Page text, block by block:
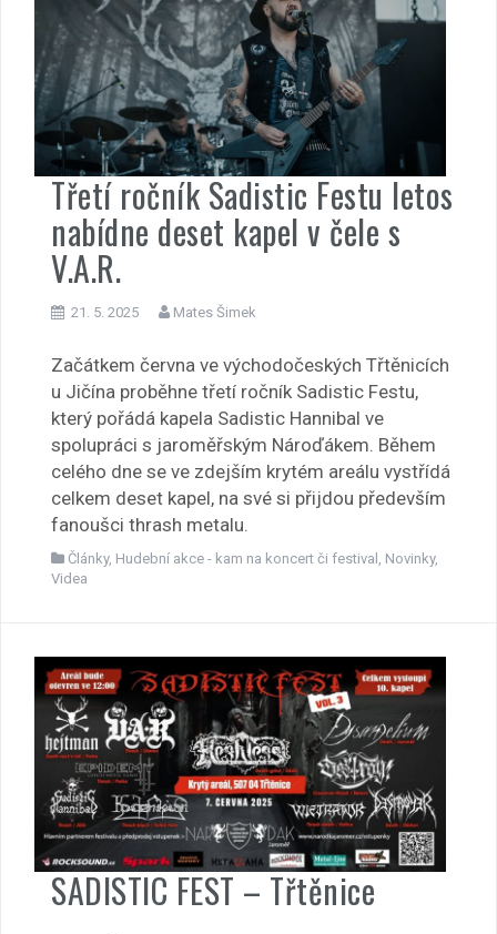
Třetí ročník Sadistic Festu letos
nabídne deset kapel v čele s
V.A.R.
21. 5. 2025 Mates Šimek
Začátkem června ve východočeských Třtěnicích
u Jičína proběhne třetí ročník Sadistic Festu,
který pořádá kapela Sadistic Hannibal ve
spolupráci s jaroměřským Nároďákem. Během
celého dne se ve zdejším krytém areálu vystřídá
celkem deset kapel, na své si přijdou především
fanoušci thrash metalu.
Články, Hudební akce - kam na koncert či festival Novinky,
Videa
SADISTIC FEST – Třtěnice